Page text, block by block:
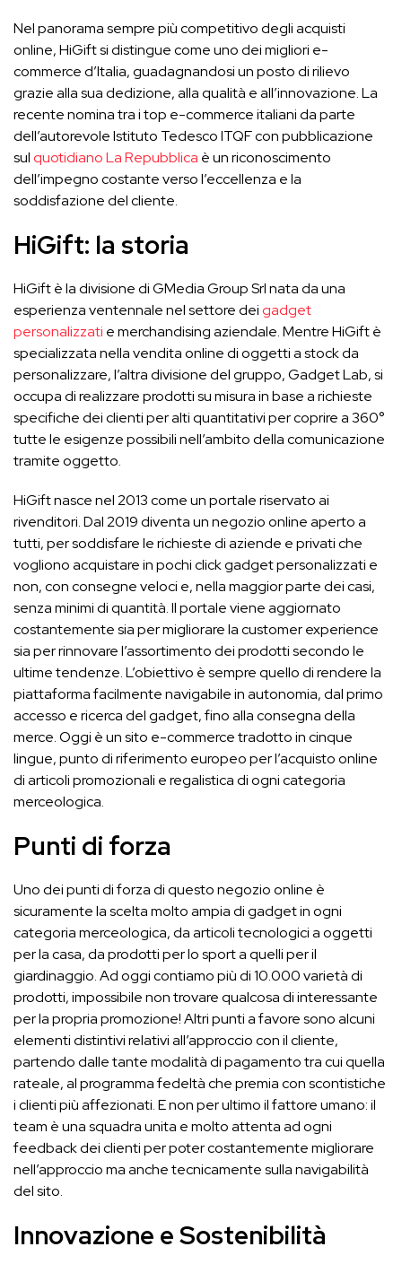
Nel panorama sempre più competitivo degli acquisti
online, HiGift si distingue come uno dei migliori e-
commerce d’Italia, guadagnandosi un posto di rilievo
grazie alla sua dedizione, alla qualità e all’innovazione. La
recente nomina tra i top e-commerce italiani da parte
dell’autorevole Istituto Tedesco ITQF con pubblicazione
sul quotidiano La Repubblica è un riconoscimento
dell’impegno costante verso l’eccellenza e la
soddisfazione del cliente.
HiGift: la storia
HiGift è la divisione di GMedia Group Srl nata da una
esperienza ventennale nel settore dei gadget
personalizzati e merchandising aziendale. Mentre HiGift è
specializzata nella vendita online di oggetti a stock da
personalizzare, l’altra divisione del gruppo, Gadget Lab, si
occupa di realizzare prodotti su misura in base a richieste
specifiche dei clienti per alti quantitativi per coprire a 360°
tutte le esigenze possibili nell’ambito della comunicazione
tramite oggetto.
HiGift nasce nel 2013 come un portale riservato ai
rivenditori. Dal 2019 diventa un negozio online aperto a
tutti, per soddisfare le richieste di aziende e privati che
vogliono acquistare in pochi click gadget personalizzati e
non, con consegne veloci e, nella maggior parte dei casi,
senza minimi di quantità. Il portale viene aggiornato
costantemente sia per migliorare la customer experience
sia per rinnovare l’assortimento dei prodotti secondo le
ultime tendenze. L’obiettivo è sempre quello di rendere la
piattaforma facilmente navigabile in autonomia, dal primo
accesso e ricerca del gadget, fino alla consegna della
merce. Oggi è un sito e-commerce tradotto in cinque
lingue, punto di riferimento europeo per l’acquisto online
di articoli promozionali e regalistica di ogni categoria
merceologica.
Punti di forza
Uno dei punti di forza di questo negozio online è
sicuramente la scelta molto ampia di gadget in ogni
categoria merceologica, da articoli tecnologici a oggetti
per la casa, da prodotti per lo sport a quelli per il
giardinaggio. Ad oggi contiamo più di 10.000 varietà di
prodotti, impossibile non trovare qualcosa di interessante
per la propria promozione! Altri punti a favore sono alcuni
elementi distintivi relativi all’approccio con il cliente,
partendo dalle tante modalità di pagamento tra cui quella
rateale, al programma fedeltà che premia con scontistiche
i clienti più affezionati. E non per ultimo il fattore umano: il
team è una squadra unita e molto attenta ad ogni
feedback dei clienti per poter costantemente migliorare
nell’approccio ma anche tecnicamente sulla navigabilità
del sito.
Innovazione e Sostenibilità